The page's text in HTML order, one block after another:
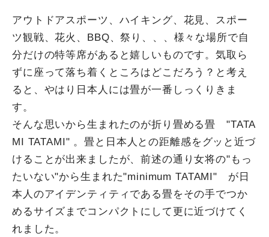
アウトドアスポーツ、ハイキング、花見、スポー
ツ観戦、花火、BBQ、祭り、、、様々な場所で自
分だけの特等席があると嬉しいものです。気取ら
ずに座って落ち着くところはどこだろう？と考え
ると、やはり日本人には畳が一番しっくりきま
す。
そんな思いから生まれたのが折り畳める畳 "TATA
MI TATAMI" 。畳と日本人との距離感をグッと近づ
けることが出来ましたが、前述の通り女将の"もっ
たいない"から生まれた"minimum TATAMI" が日
本人のアイデンティティである畳をその手でつか
めるサイズまでコンパクトにして更に近づけてく
れました。